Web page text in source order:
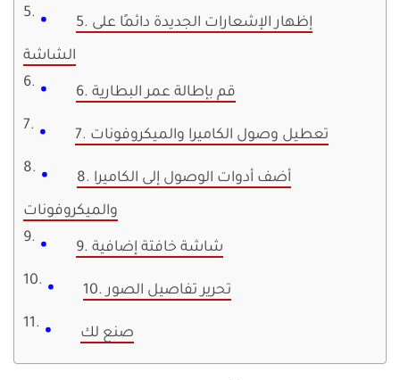
5. إظهار الإشعارات الجديدة دائمًا على
الشاشة
6. قم بإطالة عمر البطارية
7. تعطيل وصول الكاميرا والميكروفونات
8. أضف أدوات الوصول إلى الكاميرا
والميكروفونات
9. شاشة خافتة إضافية
10. تحرير تفاصيل الصور
صنع لك